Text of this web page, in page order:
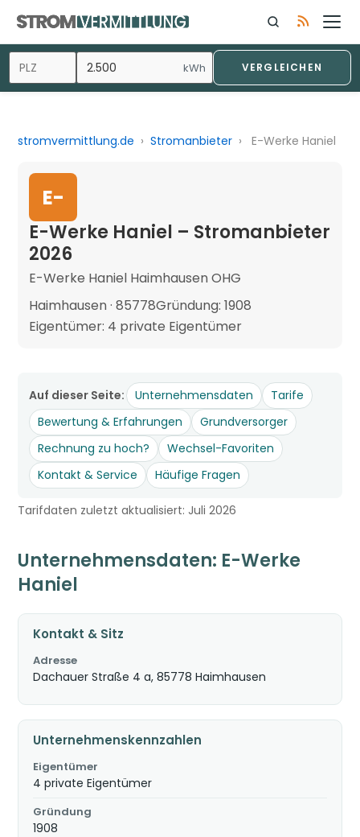
kWh VERGLEICHEN
stromvermittlung.de › Stromanbieter › E-Werke Haniel
E-
E-Werke Haniel – Stromanbieter
2026
E-Werke Haniel Haimhausen OHG
Haimhausen · 85778Gründung: 1908
Eigentümer: 4 private Eigentümer
Auf dieser Seite: Unternehmensdaten
Tarife
Bewertung & Erfahrungen
Grundversorger
Rechnung zu hoch?
Wechsel-Favoriten
Kontakt & Service
Häufige Fragen
Tarifdaten zuletzt aktualisiert: Juli 2026
Unternehmensdaten: E-Werke
Haniel
Kontakt & Sitz
Adresse
Dachauer Straße 4 a, 85778 Haimhausen
Unternehmenskennzahlen
Eigentümer
4 private Eigentümer
Gründung
1908